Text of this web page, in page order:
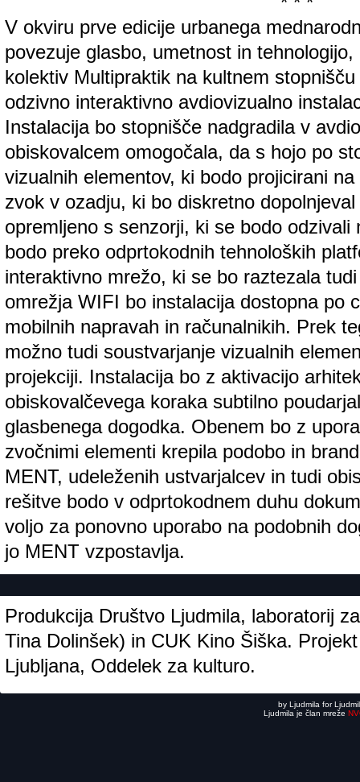
V okviru prve edicije urbanega
povezuje glasbo, umetnost in
kolektiv Multipraktik na kultnem
odzivno interaktivno avdiovizualno
Instalacija bo stopnišče nadgradila v
obiskovalcem omogočala, da s hojo po
vizualnih elementov, ki bodo projicirani
zvok v ozadju, ki bo diskretno
opremljeno s senzorji, ki se bodo odzivali
bodo preko odprtokodnih tehnoloških
interaktivno mrežo, ki se bo raztezala
omrežja WIFI bo instalacija dostopna po
mobilnih napravah in računalnikih. Prek
možno tudi soustvarjanje vizualnih
projekciji. Instalacija bo z aktivacijo
obiskovalčevega koraka subtilno
glasbenega dogodka. Obenem bo z
zvočnimi elementi krepila podobo in
MENT, udeleženih ustvarjalcev in tudi
rešitve bodo v odprtokodnem duhu
voljo za ponovno uporabo na podobnih
jo MENT vzpostavlja.
Produkcija Društvo Ljudmila, laboratorij
Tina Dolinšek) in CUK Kino Šiška.
Ljubljana, Oddelek za kulturo.
by Ljudmila for
Ljudmila je član mreže